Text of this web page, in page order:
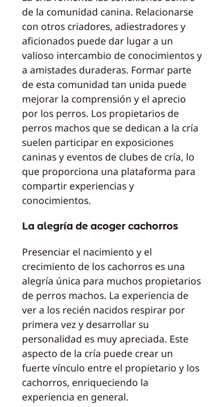
de la comunidad canina. Relacionarse
con otros criadores, adiestradores y
aficionados puede dar lugar a un
valioso intercambio de conocimientos y
a amistades duraderas. Formar parte
de esta comunidad tan unida puede
mejorar la comprensión y el aprecio
por los perros. Los propietarios de
perros machos que se dedican a la cría
suelen participar en exposiciones
caninas y eventos de clubes de cría, lo
que proporciona una plataforma para
compartir experiencias y
conocimientos.
La alegría de acoger cachorros
Presenciar el nacimiento y el
crecimiento de los cachorros es una
alegría única para muchos propietarios
de perros machos. La experiencia de
ver a los recién nacidos respirar por
primera vez y desarrollar su
personalidad es muy apreciada. Este
aspecto de la cría puede crear un
fuerte vínculo entre el propietario y los
cachorros, enriqueciendo la
experiencia en general.